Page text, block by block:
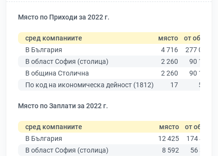
Място по Приходи за 2022 г.
сред компаниите място от общо
В България
4 716
277 019
В област София (столица)
2 260
90 178
В община Столична
2 260
90 178
По код на икономическа дейност (1812)
17 547
Място по Заплати за 2022 г.
сред компаниите място от общо
В България
12 425
174 403
В област София (столица)
8 592
56 378